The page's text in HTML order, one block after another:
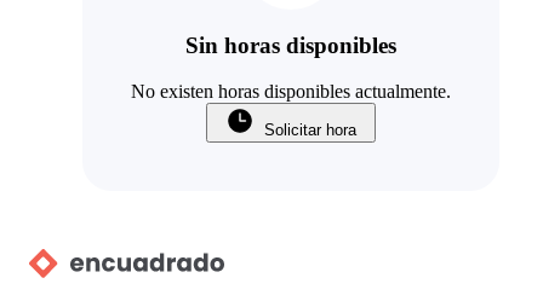
Sin horas disponibles
No existen horas disponibles actualmente.
Solicitar hora